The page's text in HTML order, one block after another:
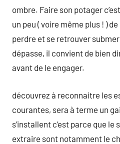
ombre. Faire son potager
un peu ( voire même plus ! )
perdre et se retrouver
dépasse, il convient de bien
avant de le engager.
découvrez à reconnaitre les
courantes, sera à terme un
s’installent c’est parce que le
extraire sont notamment le